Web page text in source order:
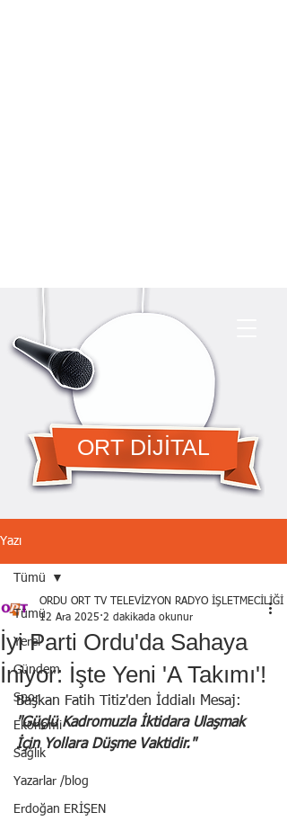
ORT DİJİTAL
Yazı
Tümü
Yerel
Gündem
Spor
Ekonomi
Sağlık
Yazarlar /blog
Erdoğan ERİŞEN
Tümü
İyi Parti Ordu'da Sahaya
İniyor: İşte Yeni 'A Takımı'!
ORDU ORT TV TELEVİZYON RADYO İŞLETMECİLİĞİ
12 Ara 2025 2 dakikada okunur
Başkan Fatih Titiz'den İddialı Mesaj:
"Güçlü Kadromuzla İktidara Ulaşmak
İçin Yollara Düşme Vaktidir."